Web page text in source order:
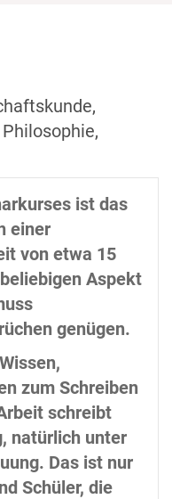
ist das
einer
von etwa 15
Aspekt
genügen.
zum Schreiben
schreibt
natürlich unter
Das ist nur
Schüler, die